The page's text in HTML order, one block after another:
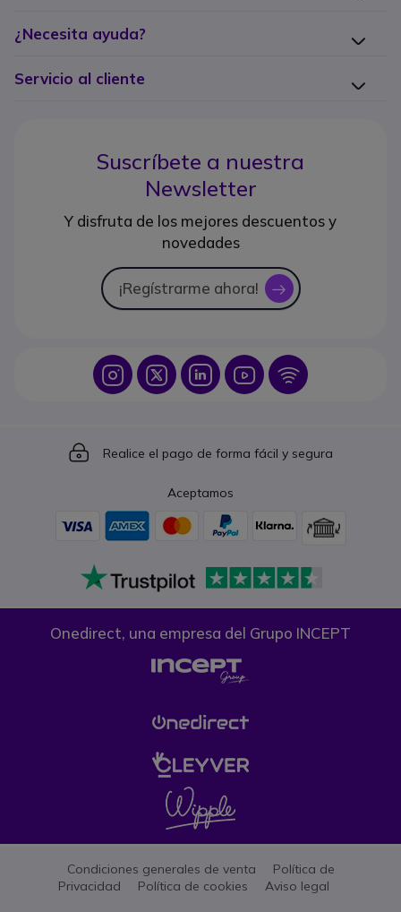
¿Necesita ayuda?
Servicio al cliente
Suscríbete a nuestra
Newsletter
Y disfruta de los mejores descuentos y
novedades
¡Regístrarme ahora! icon
Icon IconIcon Icon Icon
Icon
Realice el pago de forma fácil y segura
Aceptamos
Onedirect, una empresa del Grupo INCEPT
Condiciones generales de venta
Política de
Privacidad
Política de cookies Aviso legal